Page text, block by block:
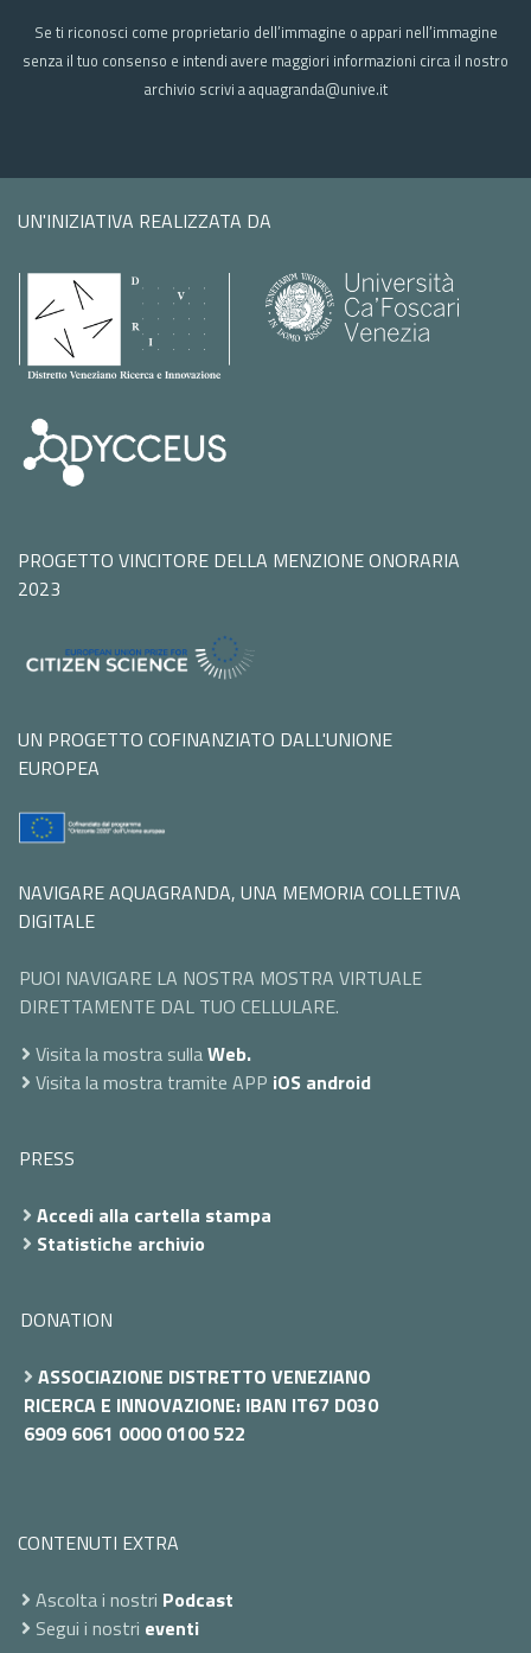
Se ti riconosci come proprietario dell’immagine o appari nell’immagine
senza il tuo consenso e intendi avere maggiori informazioni circa il nostro
archivio scrivi a aquagranda@unive.it
UN'INIZIATIVA REALIZZATA DA
PROGETTO VINCITORE DELLA MENZIONE ONORARIA
2023
UN PROGETTO COFINANZIATO DALL'UNIONE
EUROPEA
NAVIGARE AQUAGRANDA, UNA MEMORIA COLLETIVA
DIGITALE
PUOI NAVIGARE LA NOSTRA MOSTRA VIRTUALE
DIRETTAMENTE DAL TUO CELLULARE.
Visita la mostra sullaWeb.
Visita la mostra tramite APP iOS android
PRESS
Accedi alla cartella stampa
Statistiche archivio
DONATION
ASSOCIAZIONE DISTRETTO VENEZIANO
RICERCA E INNOVAZIONE: IBAN IT67 D030
6909 6061 0000 0100 522
CONTENUTI EXTRA
Ascolta i nostri Podcast
Segui i nostri eventi